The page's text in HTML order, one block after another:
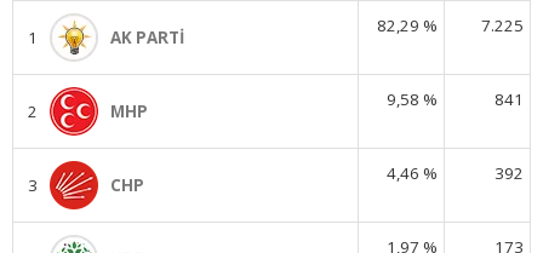
1 AK PARTİ
82,29 % 7.225
2 MHP
9,58 % 841
3 CHP
4,46 % 392
1,97 % 173